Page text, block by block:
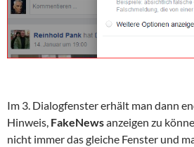
Im 3. Dialogfenster erhält man dann
Hinweis, FakeNewsanzeigen zu
nicht immer das gleiche Fenster und